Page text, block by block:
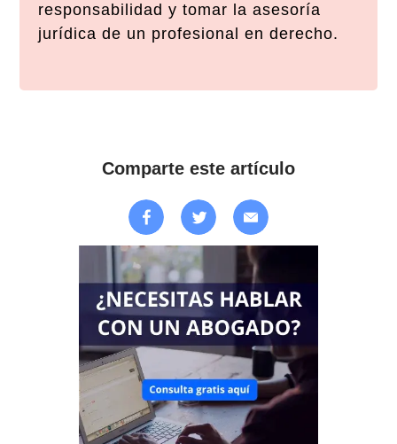
responsabilidad y tomar la asesoría
jurídica de un profesional en derecho.
Comparte este artículo